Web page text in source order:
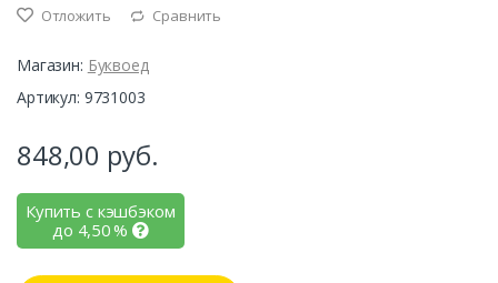
Отложить Сравнить
Магазин: Буквоед
Артикул: 9731003
848,00 руб.
Купить с кэшбэком
до 4,50%